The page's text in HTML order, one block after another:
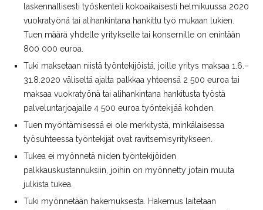
laskennallisesti työskenteli kokoaikaisesti helmikuussa 2020
vuokratyönä tai alihankintana hankittu työ mukaan lukien.
Tuen määrä yhdelle yritykselle tai konsernille on enintään
800 000 euroa.
Tuki maksetaan niistä työntekijöistä, joille yritys maksaa 1.6.–
31.8.2020 väliseltä ajalta palkkaa yhteensä 2 500 euroa tai
maksaa vuokratyönä tai alihankintana hankitusta työstä
palveluntarjoajalle 4 500 euroa työntekijää kohden.
Tuen myöntämisessä ei ole merkitystä, minkälaisessa
työsuhteessa työntekijät ovat ravitsemisyritykseen.
Tukea ei myönnetä niiden työntekijöiden
palkkauskustannuksiin, joihin on myönnetty jotain muuta
julkista tukea.
Tuki myönnetään hakemuksesta. Hakemus laitetaan